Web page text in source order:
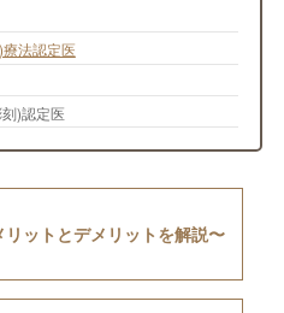
法認定医
)認定医
ットとデメリットを解説〜